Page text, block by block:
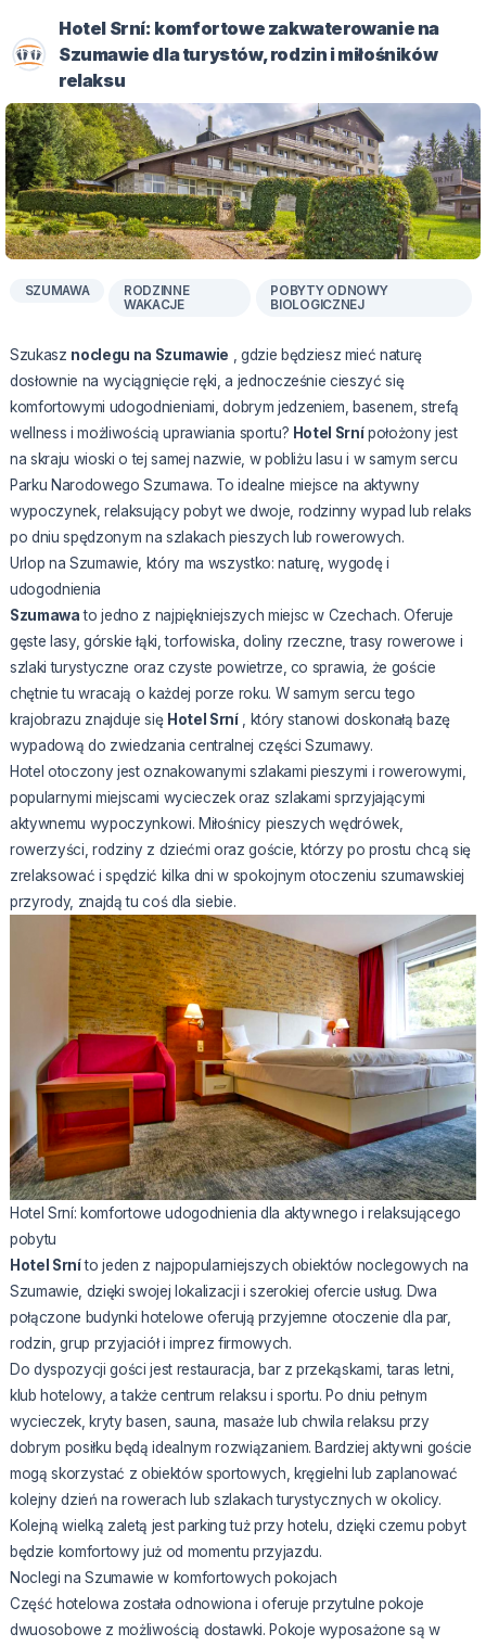
Hotel Srní: komfortowe zakwaterowanie na
Szumawie dla turystów, rodzin i miłośników
relaksu
SZUMAWA
RODZINNE
WAKACJE
POBYTY ODNOWY
BIOLOGICZNEJ
Szukasz noclegu na Szumawie , gdzie będziesz mieć naturę
dosłownie na wyciągnięcie ręki, a jednocześnie cieszyć się
komfortowymi udogodnieniami, dobrym jedzeniem, basenem, strefą
wellness i możliwością uprawiania sportu? Hotel Srnípołożony jest
na skraju wioski o tej samej nazwie, w pobliżu lasu i w samym sercu
Parku Narodowego Szumawa. To idealne miejsce na aktywny
wypoczynek, relaksujący pobyt we dwoje, rodzinny wypad lub relaks
po dniu spędzonym na szlakach pieszych lub rowerowych.
Urlop na Szumawie, który ma wszystko: naturę, wygodę i
udogodnienia
Szumawato jedno z najpiękniejszych miejsc w Czechach. Oferuje
gęste lasy, górskie łąki, torfowiska, doliny rzeczne, trasy rowerowe i
szlaki turystyczne oraz czyste powietrze, co sprawia, że goście
chętnie tu wracają o każdej porze roku. W samym sercu tego
krajobrazu znajduje się Hotel Srní, który stanowi doskonałą bazę
wypadową do zwiedzania centralnej części Szumawy.
Hotel otoczony jest oznakowanymi szlakami pieszymi i rowerowymi,
popularnymi miejscami wycieczek oraz szlakami sprzyjającymi
aktywnemu wypoczynkowi. Miłośnicy pieszych wędrówek,
rowerzyści, rodziny z dziećmi oraz goście, którzy po prostu chcą się
zrelaksować i spędzić kilka dni w spokojnym otoczeniu szumawskiej
przyrody, znajdą tu coś dla siebie.
Hotel Srní: komfortowe udogodnienia dla aktywnego i relaksującego
pobytu
Hotel Srníto jeden z najpopularniejszych obiektów noclegowych na
Szumawie, dzięki swojej lokalizacji i szerokiej ofercie usług. Dwa
połączone budynki hotelowe oferują przyjemne otoczenie dla par,
rodzin, grup przyjaciół i imprez firmowych.
Do dyspozycji gości jest restauracja, bar z przekąskami, taras letni,
klub hotelowy, a także centrum relaksu i sportu. Po dniu pełnym
wycieczek, kryty basen, sauna, masaże lub chwila relaksu przy
dobrym posiłku będą idealnym rozwiązaniem. Bardziej aktywni goście
mogą skorzystać z obiektów sportowych, kręgielni lub zaplanować
kolejny dzień na rowerach lub szlakach turystycznych w okolicy.
Kolejną wielką zaletą jest parking tuż przy hotelu, dzięki czemu pobyt
będzie komfortowy już od momentu przyjazdu.
Noclegi na Szumawie w komfortowych pokojach
Część hotelowa została odnowiona i oferuje przytulne pokoje
dwuosobowe z możliwością dostawki. Pokoje wyposażone są w